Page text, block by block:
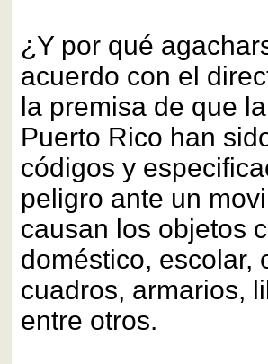
¿Y por qué
acuerdo con el
la premisa de que
Puerto Rico han
códigos y
peligro ante un
causan los objetos
doméstico, escolar,
cuadros, armarios,
entre otros.